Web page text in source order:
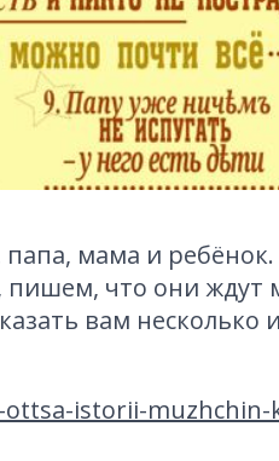
мама и
что они ждут
вам
istorii-muzhchin-